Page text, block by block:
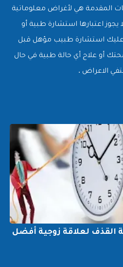
المقدمة هي لأغراض معلوماتية
اعتبارها استشارة طبية أو
استشارة طبيب مؤهل قبل
أو علاج أي حالة طبية في حال
الاعراض .
لعلاقة زوجية أفضل